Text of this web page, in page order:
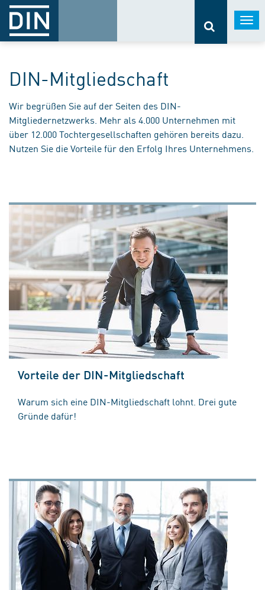
DIN-Mitgliedschaft
Wir begrüßen Sie auf der Seiten des DIN-
Mitgliedernetzwerks. Mehr als 4.000 Unternehmen mit
über 12.000 Tochtergesellschaften gehören bereits dazu.
Nutzen Sie die Vorteile für den Erfolg Ihres Unternehmens.
Vorteile der DIN-Mitgliedschaft
Warum sich eine DIN-Mitgliedschaft lohnt. Drei gute
Gründe dafür!